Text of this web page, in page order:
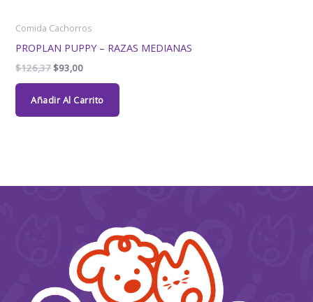
Comida Cachorros
PROPLAN PUPPY – RAZAS MEDIANAS
$126,37$93,00
Añadir Al Carrito